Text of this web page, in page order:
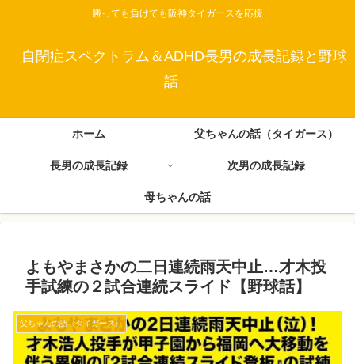
勝っても負けても阪神タイガースを応援
自閉症スペクトラム＆ADHD長男の成長記録と野球
話
ホーム 父ちゃんの話（タイガース）
長男の成長記録 次男の成長記録
母ちゃんの話
よもやまさかの二日連続雨天中止…才木投
手試練の２試合連続スライド【野球話】
父ちゃんの話（タイガース）